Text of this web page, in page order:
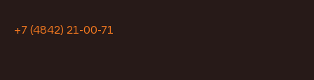
+7 (4842) 21-00-71